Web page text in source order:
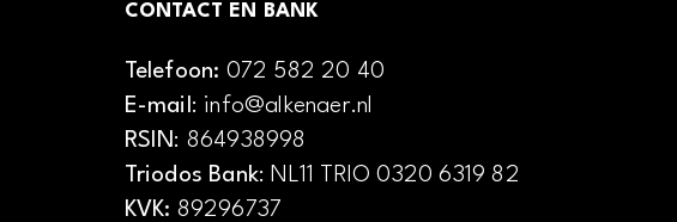
CONTACT EN BANK
Telefoon: 072 582 20 40
E-mail: info@alkenaer.nl
RSIN: 864938998
Triodos Bank: NL11 TRIO 0320 6319 82
KVK: 89296737